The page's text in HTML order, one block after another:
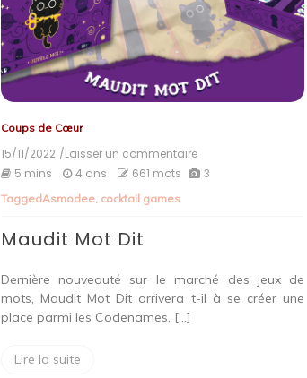
Coups de Cœur
15/11/2022 /Laisser un commentaireon
Maudit
5 mins 4 ans 661 mots 3
TaggedAsmodee, cocktail games
Maudit Mot Dit
Dernière nouveauté sur le marché des jeux de
mots, Maudit Mot Dit arrivera t-il à se créer une
place parmi les Codenames, […]
Lire la suite